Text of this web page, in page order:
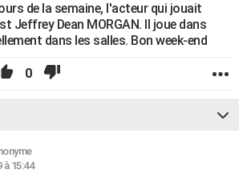
de la semaine, l'acteur qui jouait
Jeffrey Dean MORGAN. Il joue dans
dans les salles. Bon week-end
0
à 15:44